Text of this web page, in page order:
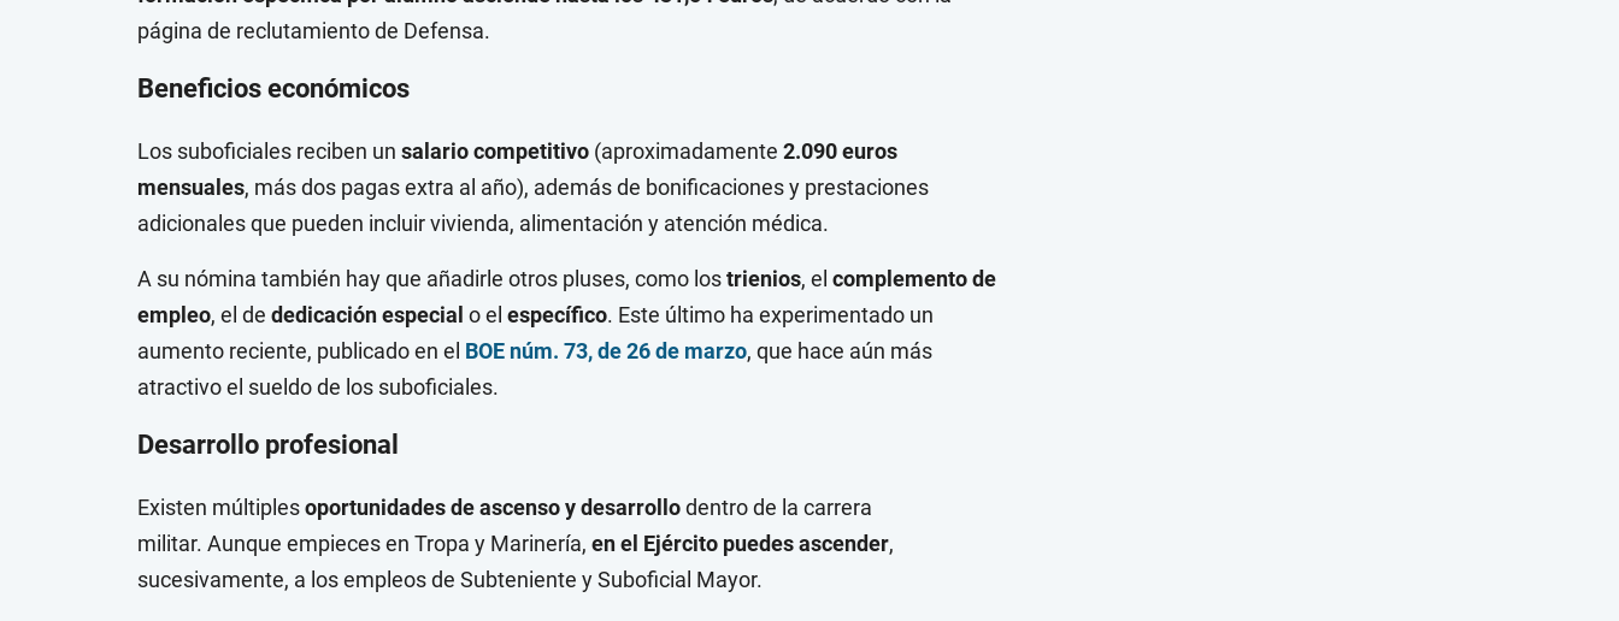
página de reclutamiento de Defensa.
Beneficios económicos
Los suboficiales reciben un salario competitivo (aproximadamente 2.090 euros
mensuales, más dos pagas extra al año), además de bonificaciones y prestaciones
adicionales que pueden incluir vivienda, alimentación y atención médica.
A su nómina también hay que añadirle otros pluses, como lostrienios, el complemento de
empleo, el de dedicación especial o el específico. Este último ha experimentado un
aumento reciente, publicado en el BOE núm. 73, de 26 de marzo, que hace aún más
atractivo el sueldo de los suboficiales.
Desarrollo profesional
Existen múltiplesoportunidades de ascenso y desarrollodentro de la carrera
militar. Aunque empieces en Tropa y Marinería, en el Ejército puedes ascender,
sucesivamente, a los empleos de Subteniente y Suboficial Mayor.